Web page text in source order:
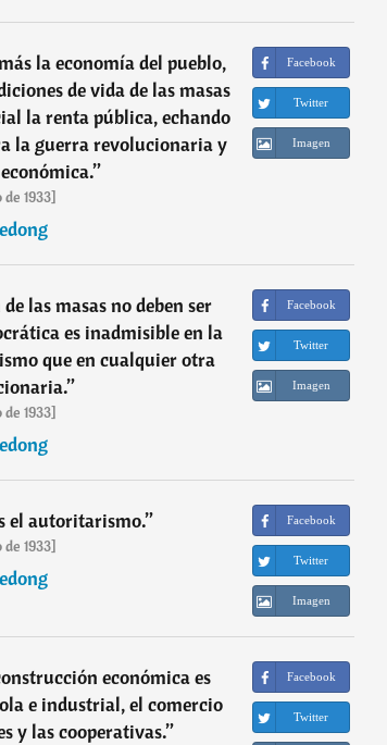
la economía del pueblo,
de vida de las masas
la renta pública, echando
la guerra revolucionaria y
”
1933]
Facebook
Twitter
Imagen
las masas no deben ser
es inadmisible en la
que en cualquier otra
”
1933]
Facebook
Twitter
Imagen
el autoritarismo.”
1933]
Facebook
Twitter
Imagen
económica es
e industrial, el comercio
y las cooperativas.”
Facebook
Twitter